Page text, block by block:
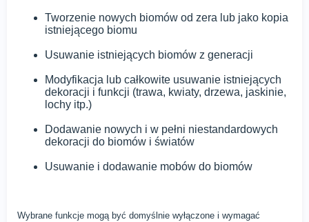
Tworzenie nowych biomów od zera lub jako kopia
istniejącego biomu
Usuwanie istniejących biomów z generacji
Modyfikacja lub całkowite usuwanie istniejących
dekoracji i funkcji (trawa, kwiaty, drzewa, jaskinie,
lochy itp.)
Dodawanie nowych i w pełni niestandardowych
dekoracji do biomów i światów
Usuwanie i dodawanie mobów do biomów
Wybrane funkcje mogą być domyślnie wyłączone i wymagać